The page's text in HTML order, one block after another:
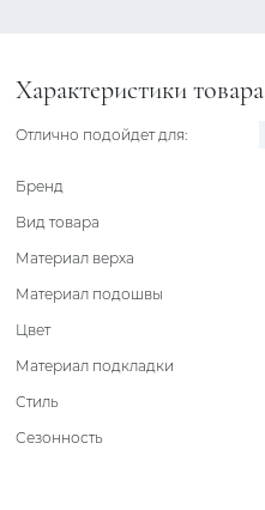
Характеристики товара
Отлично подойдет для:
Бренд
Вид товара
Материал верха
Материал подошвы
Цвет
Материал подкладки
Стиль
Сезонность